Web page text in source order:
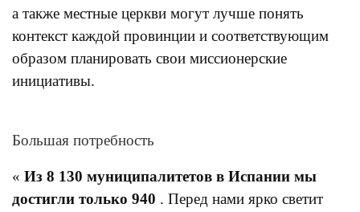
а также местные церкви могут лучше понять
контекст каждой провинции и соответствующим
образом планировать свои миссионерские
инициативы.
Большая потребность
« Из 8 130 муниципалитетов в Испании мы
достигли только 940 . Перед нами ярко светит